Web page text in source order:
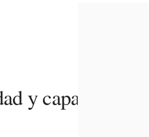
y capacita a